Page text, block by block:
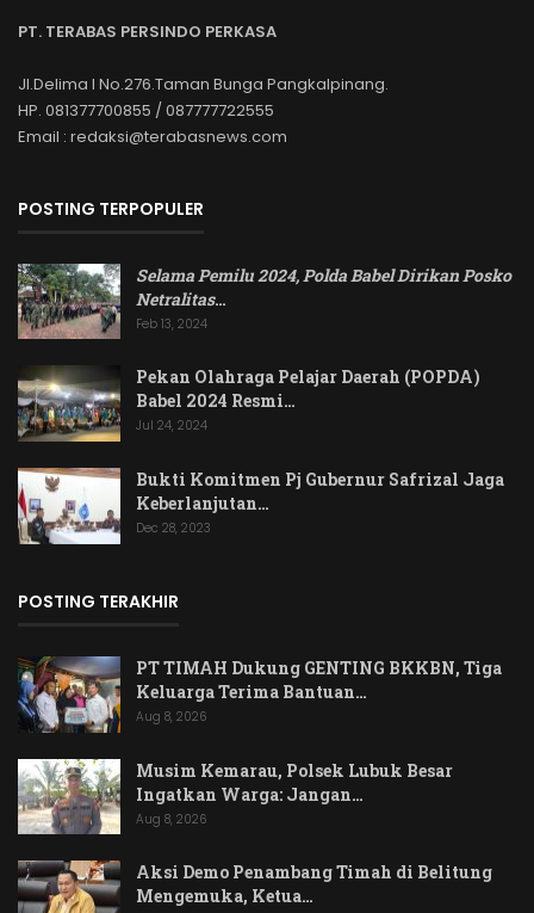
PT. TERABAS PERSINDO PERKASA
Jl.Delima I No.276.Taman Bunga Pangkalpinang.
HP. 081377700855 / 087777722555
Email : redaksi@terabasnews.com
POSTING TERPOPULER
Selama Pemilu 2024, Polda Babel Dirikan Posko
Netralitas…
Feb 13, 2024
Pekan Olahraga Pelajar Daerah (POPDA)
Babel 2024 Resmi…
Jul 24, 2024
Bukti Komitmen Pj Gubernur Safrizal Jaga
Keberlanjutan…
Dec 28, 2023
POSTING TERAKHIR
PT TIMAH Dukung GENTING BKKBN, Tiga
Keluarga Terima Bantuan…
Aug 8, 2026
Musim Kemarau, Polsek Lubuk Besar
Ingatkan Warga: Jangan…
Aug 8, 2026
Aksi Demo Penambang Timah di Belitung
Mengemuka, Ketua…